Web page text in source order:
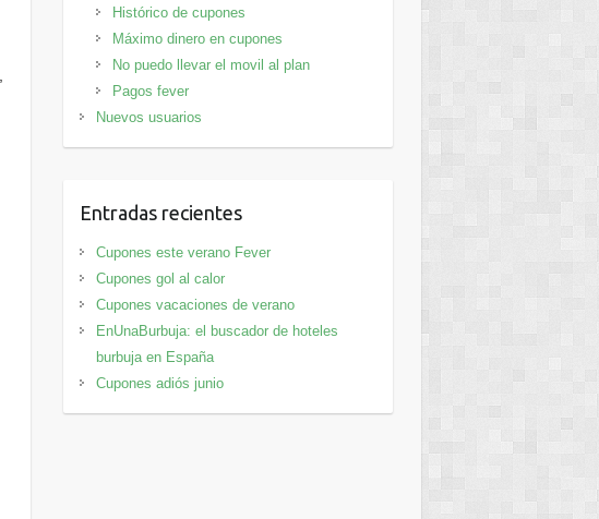
Histórico de cupones
Máximo dinero en cupones
No puedo llevar el movil al plan
Pagos fever
Nuevos usuarios
Entradas recientes
Cupones este verano Fever
Cupones gol al calor
Cupones vacaciones de verano
EnUnaBurbuja: el buscador de hoteles
burbuja en España
Cupones adiós junio